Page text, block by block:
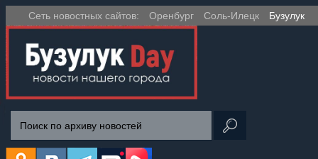
Сеть новостных сайтов: Оренбург Соль-Илецк Бузулук